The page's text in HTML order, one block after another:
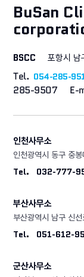
BuSan
BSCC 포항시
Tel. 054-285-
285-9507 E-
인천사무소
인천광역시 동구 중
Tel. 032-777-
부산사무소
부산광역시 남구 신
Tel. 051-612-
군산사무소